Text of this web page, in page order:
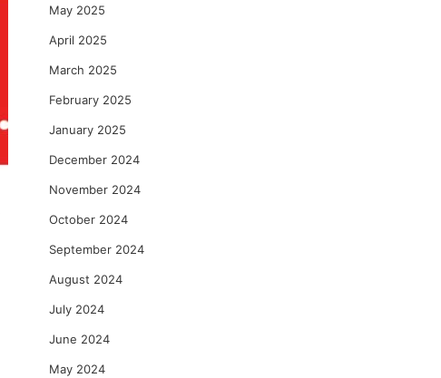
May 2025
April 2025
March 2025
February 2025
January 2025
December 2024
November 2024
October 2024
September 2024
August 2024
July 2024
June 2024
May 2024